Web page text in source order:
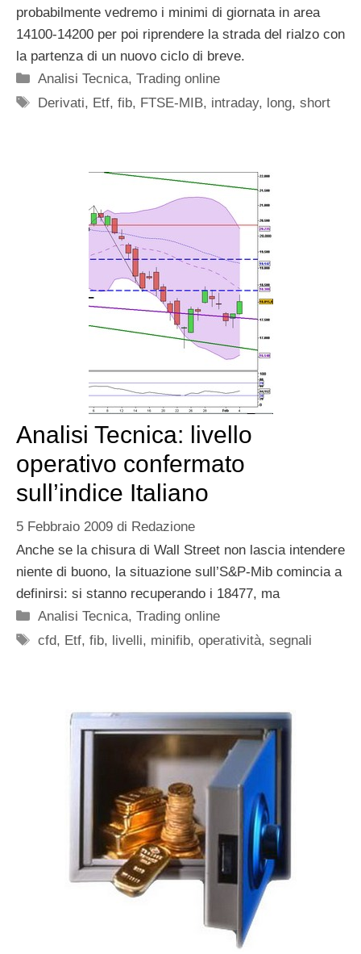
probabilmente vedremo i minimi di giornata in area
14100-14200 per poi riprendere la strada del rialzo con
la partenza di un nuovo ciclo di breve.
Categorie
Analisi Tecnica,Trading online
Tag
Derivati, Etf,fib, FTSE-MIB, intraday, long,short
Analisi Tecnica: livello
operativo confermato
sull’indice Italiano
5 Febbraio 2009 di Redazione
Anche se la chisura di Wall Street non lascia intendere
niente di buono, la situazione sull’S&P-Mib comincia a
definirsi: si stanno recuperando i 18477, ma
Categorie
Analisi Tecnica,Trading online
Tag
cfd, Etf,fib, livelli, minifib,operatività,segnali